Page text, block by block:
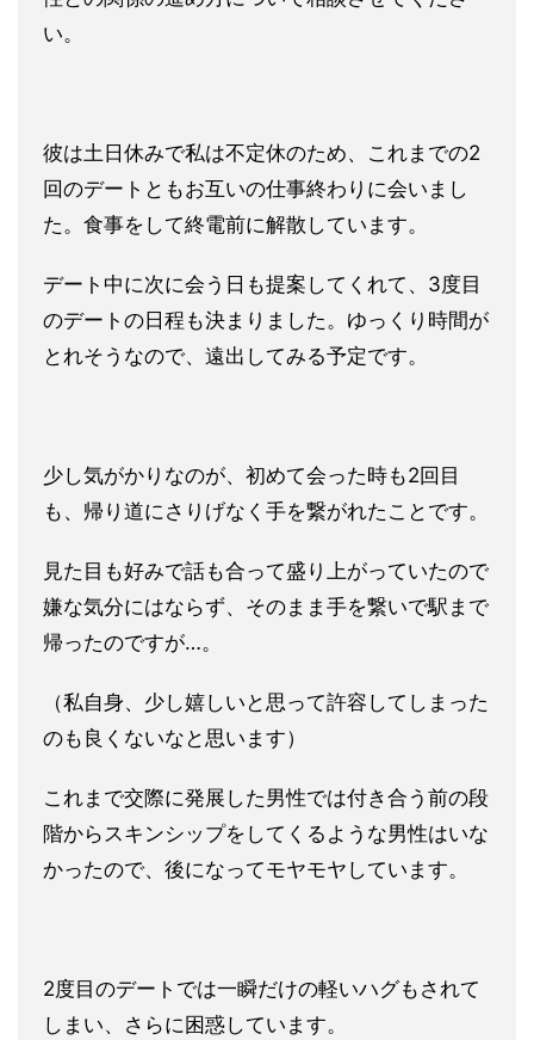
い。
彼は土日休みで私は不定休のため、これまでの2
回のデートともお互いの仕事終わりに会いまし
た。食事をして終電前に解散していま す。
デート中に次に会う日も提案してくれて、3度目
のデートの日程も決まりました。ゆっくり時間が
とれそうなので、 遠出してみる予定です。
少し気がかりなのが、初めて会った時も2回目
も、帰り道にさりげなく手を繋がれたことです。
見た目も好みで話も合って盛り上がっていたので
嫌な気分にはならず、 そのまま手を繋いで駅まで
帰ったのですが…。
（私自身、少し嬉しいと思って許容してしまった
のも良くないなと思います）
これまで交際に発展した男性では付き合う前の段
階からスキンシッ プをしてくるような男性はいな
かったので、後になってモヤモヤしています。
2度目のデートでは一瞬だけの軽いハグもされて
しまい、さらに困惑しています。